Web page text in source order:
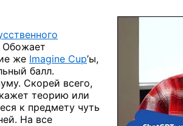
Обожает
же Imagine Cup’ы,
балл.
Скорей всего,
теорию или
к предмету чуть
На все